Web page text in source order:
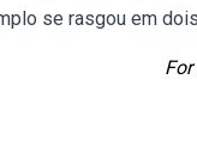
se rasgou em